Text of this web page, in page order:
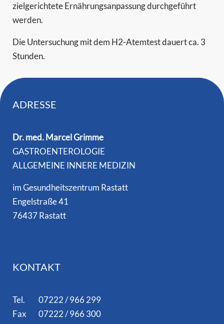
zielgerichtete Ernährungsanpassung durchgeführt
werden.
Die Untersuchung mit dem H2-Atemtest dauert ca. 3
Stunden.
ADRESSE
Dr. med. Marcel Grimme
GASTROENTEROLOGIE
ALLGEMEINE INNERE MEDIZIN
im Gesundheitszentrum Rastatt
Engelstraße 41
76437 Rastatt
KONTAKT
Tel. 07222 / 966 299
Fax 07222 / 966 300